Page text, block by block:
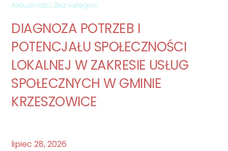
Aktualności,Bez kategorii
DIAGNOZA POTRZEB I
POTENCJAŁU SPOŁECZNOŚCI
LOKALNEJ W ZAKRESIE USŁUG
SPOŁECZNYCH W GMINIE
KRZESZOWICE
lipiec 28,2026